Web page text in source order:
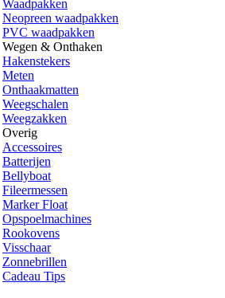
Waadpakken
Neopreen waadpakken
PVC waadpakken
Wegen & Onthaken
Hakenstekers
Meten
Onthaakmatten
Weegschalen
Weegzakken
Overig
Accessoires
Batterijen
Bellyboat
Fileermessen
Marker Float
Opspoelmachines
Rookovens
Visschaar
Zonnebrillen
Cadeau Tips